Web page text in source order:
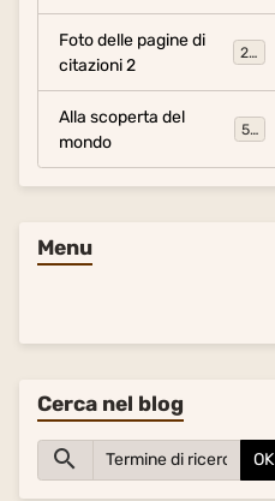
Foto delle pagine di
citazioni 2
281
Alla scoperta del
mondo
54
Menu
Cerca nel blog
OK